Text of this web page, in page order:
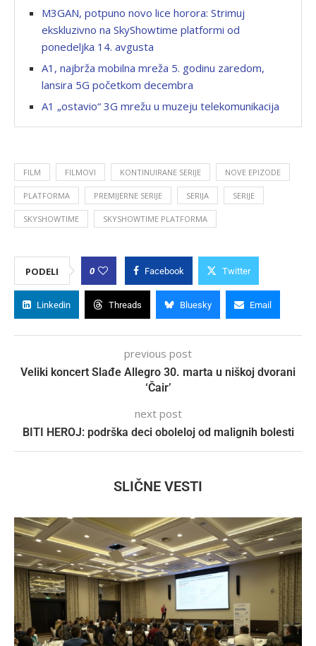
M3GAN, potpuno novo lice horora: Strimuj
ekskluzivno na SkyShowtime platformi od
ponedeljka 14. avgusta
A1, najbrža mobilna mreža 5. godinu zaredom,
lansira 5G početkom decembra
A1 „ostavio“ 3G mrežu u muzeju telekomunikacija
FILM FILMOVI KONTINUIRANE SERIJE NOVE EPIZODE
PLATFORMA PREMIJERNE SERIJE SERIJA SERIJE
SKYSHOWTIME SKYSHOWTIME PLATFORMA
PODELI 0 Facebook Twitter
Linkedin Threads Bluesky Email
previous post
Veliki koncert Slađe Allegro 30. marta u niškoj dvorani
‘Čair’
next post
BITI HEROJ: podrška deci oboleloj od malignih bolesti
SLIČNE VESTI